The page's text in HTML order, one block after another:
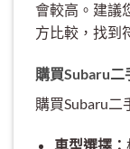
會較高。建議
方比較，找到
購買Subaru二
購買Subaru二
車型選擇：